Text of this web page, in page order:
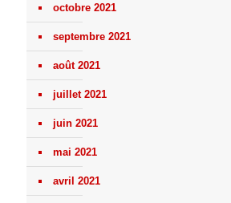
octobre 2021
septembre 2021
août 2021
juillet 2021
juin 2021
mai 2021
avril 2021